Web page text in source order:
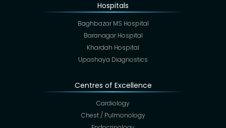
Hospitals
Baghbazar MS Hospital
Baranagar Hospital
Khardah Hospital
Upashaya Diagnostics
Centres of Excellence
Cardiology
Chest / Pulmonology